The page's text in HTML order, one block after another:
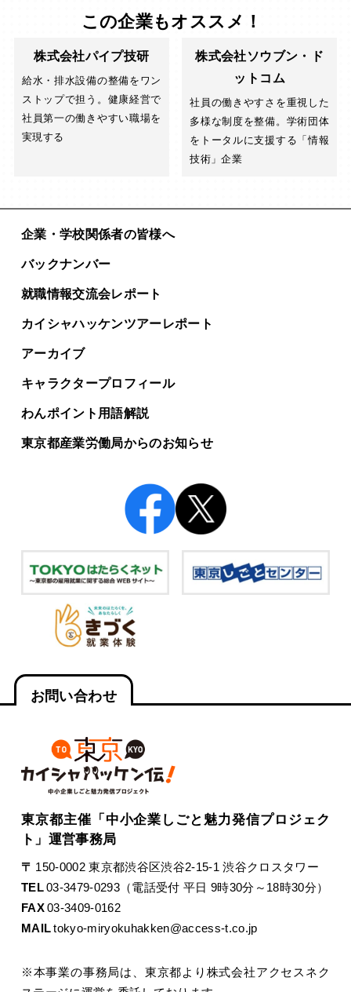
この企業もオススメ！
株式会社パイプ技研
給水・排水設備の整備をワン
ストップで担う。健康経営で
社員第一の働きやすい職場を
実現する
株式会社ソウブン・ド
ットコム
社員の働きやすさを重視した
多様な制度を整備。学術団体
をトータルに支援する「情報
技術」企業
企業・学校関係者の皆様へ
バックナンバー
就職情報交流会レポート
カイシャハッケンツアーレポート
アーカイブ
キャラクタープロフィール
わんポイント用語解説
東京都産業労働局からのお知らせ
お問い合わせ
東京都主催「中小企業しごと魅力発信プロジェク
ト」運営事務局
〒 150-0002 東京都渋谷区渋谷2-15-1 渋谷クロスタワー
TEL03-3479-0293（電話受付 平日 9時30分～18時30分）
FAX03-3409-0162
MAIL tokyo-miryokuhakken@access-t.co.jp
※本事業の事務局は、東京都より株式会社アクセスネク